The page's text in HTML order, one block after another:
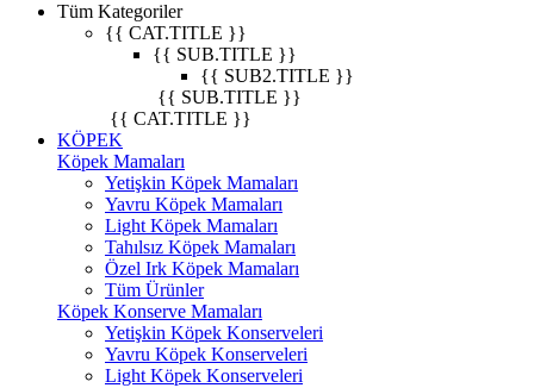
Tüm Kategoriler
{{ CAT.TITLE }}
{{ SUB.TITLE }}
{{ SUB2.TITLE }}
{{ SUB.TITLE }}
{{ CAT.TITLE }}
KÖPEK
Köpek Mamaları
Yetişkin Köpek Mamaları
Yavru Köpek Mamaları
Light Köpek Mamaları
Tahılsız Köpek Mamaları
Özel Irk Köpek Mamaları
Tüm Ürünler
Köpek Konserve Mamaları
Yetişkin Köpek Konserveleri
Yavru Köpek Konserveleri
Light Köpek Konserveleri